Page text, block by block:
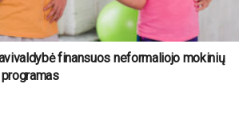
finansuos neformaliojo mokinių